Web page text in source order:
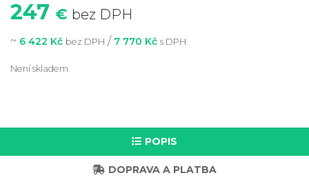
247 € bez DPH
~ 6 422 Kč bez DPH / 7 770 Kč s DPH
Není skladem
POPIS
DOPRAVA A PLATBA